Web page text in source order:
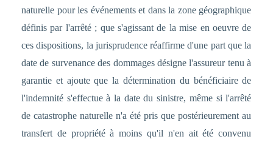
naturelle pour les événements et dans la zone géographique
définis par l'arrêté ; que s'agissant de la mise en oeuvre de
ces dispositions, la jurisprudence réaffirme d'une part que la
date de survenance des dommages désigne l'assureur tenu à
garantie et ajoute que la détermination du bénéficiaire de
l'indemnité s'effectue à la date du sinistre, même si l'arrêté
de catastrophe naturelle n'a été pris que postérieurement au
transfert de propriété à moins qu'il n'en ait été convenu